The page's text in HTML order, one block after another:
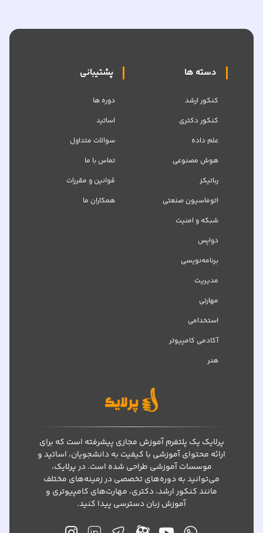
دسته ها
کنکور ارشد
کنکور دکتری
علم داده
هوش مصنوعی
رباتیکز
اتوماسیون صنعتی
شبکه‌ و امنیت
دواپس
برنامه‌نویسی
مدیریت
مهارتی
استخدامی
آکادمی کامپیوتر
هنر
پشتیبانی
دوره ها
اساتید
سوالات متداول
تماس با ما
قوانین و مقررات
همکاران ما
پرلایک یک پلتفرم آموزش مجازی پیشرفته است که برای
ارائه محتوای آموزشی با کیفیت به دانشجویان، اساتید و
موسسات آموزشی طراحی شده است. در پرلایک،
می‌توانید به دوره‌های تخصصی در زمینه‌های مختلف
مانند کنکور ارشد، دکتری، مهارت‌های کامپیوتری و
آموزش زبان دسترسی پیدا کنید.